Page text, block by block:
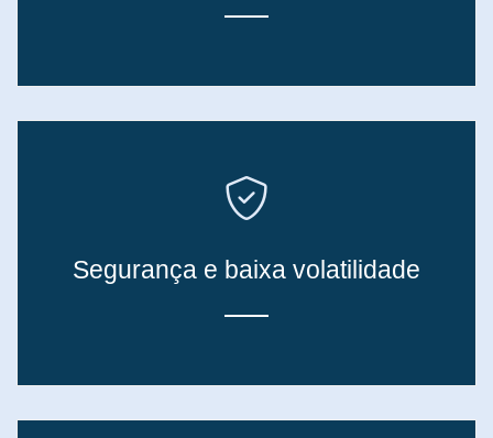
Segurança e baixa volatilidade